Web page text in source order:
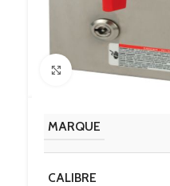
Click to enlarge
MARQUE
CALIBRE